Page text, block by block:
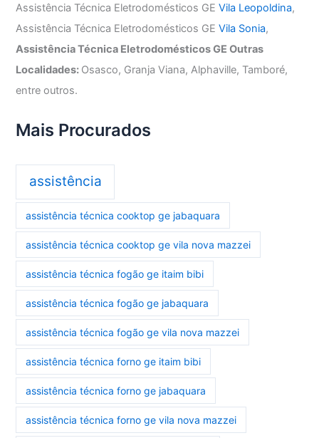
Assistência Técnica Eletrodomésticos GEVila Leopoldina,
Assistência Técnica Eletrodomésticos GEVila Sonia,
Assistência Técnica Eletrodomésticos GE Outras
Localidades: Osasco, Granja Viana, Alphaville, Tamboré,
entre outros.
Mais Procurados
assistência
assistência técnica cooktop ge jabaquara
assistência técnica cooktop ge vila nova mazzei
assistência técnica fogão ge itaim bibi
assistência técnica fogão ge jabaquara
assistência técnica fogão ge vila nova mazzei
assistência técnica forno ge itaim bibi
assistência técnica forno ge jabaquara
assistência técnica forno ge vila nova mazzei